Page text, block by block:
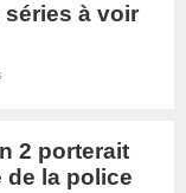
séries à voir
2 porterait
de la police